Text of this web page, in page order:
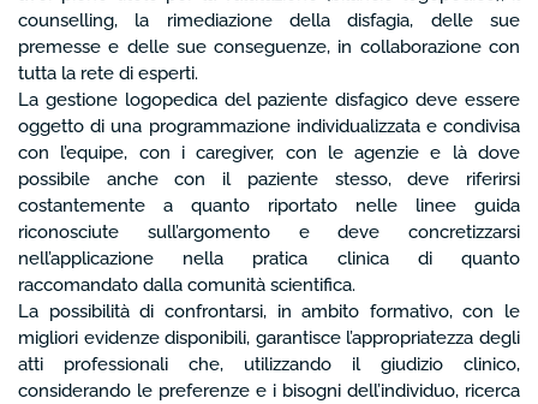
counselling, la rimediazione della disfagia, delle sue
premesse e delle sue conseguenze, in collaborazione con
tutta la rete di esperti.
La gestione logopedica del paziente disfagico deve essere
oggetto di una programmazione individualizzata e condivisa
con l’equipe, con i caregiver, con le agenzie e là dove
possibile anche con il paziente stesso, deve riferirsi
costantemente a quanto riportato nelle linee guida
riconosciute sull’argomento e deve concretizzarsi
nell’applicazione nella pratica clinica di quanto
raccomandato dalla comunità scientifica.
La possibilità di confrontarsi, in ambito formativo, con le
migliori evidenze disponibili, garantisce l’appropriatezza degli
atti professionali che, utilizzando il giudizio clinico,
considerando le preferenze e i bisogni dell’individuo, ricerca